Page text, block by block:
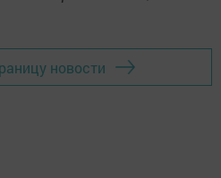
новости